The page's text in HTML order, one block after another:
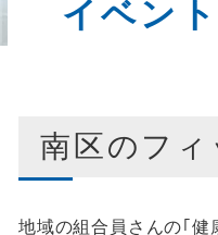
イベント
南区のフィ
地域の組合員さんの｢健